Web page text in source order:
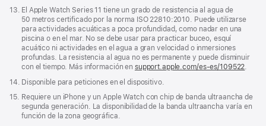
Nota
página
13. El Apple Watch Series 11 tiene un grado de resistencia al agua de
50 metros certificado por la norma ISO 22810:2010. Puede utilizarse
para actividades acuáticas a poca profundidad, como nadar en una
piscina o en el mar. No se debe usar para practicar buceo, esquí
acuático ni actividades en el agua a gran velocidad o inmersiones
profundas. La resistencia al agua no es permanente y puede disminuir
con el tiempo. Más información en support.apple.com/es-es/109522.
Nota
pie
página
14. Disponible para peticiones en el dispositivo.
Nota
15. Requiere un iPhone y un Apple Watch con chip de banda ultraancha de
segunda generación. La disponibilidad de la banda ultraancha varía en
función de la zona geográfica.